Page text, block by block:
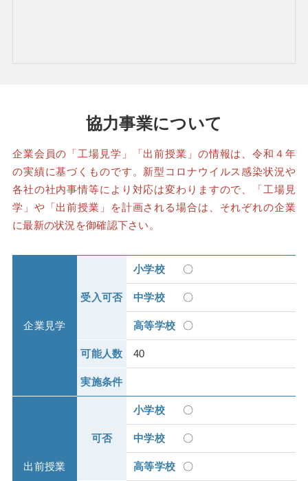
協力事業について
企業会員の「工場見学」「出前授業」の情報は、令和４年
の実績に基づくものです。新型コロナウイルス感染状況や
各社の社内事情等により対応は変わりますので、「工場見
学」や「出前授業」を計画される場合は、それぞれの企業
に最新の状況を御確認下さい。
企業見学
受入可否
小学校 〇
中学校 〇
高等学校 〇
可能人数 40
実施条件
出前授業
可否
小学校 〇
中学校 〇
高等学校 〇